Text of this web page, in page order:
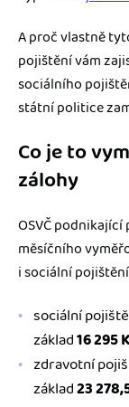
A proč vlastně
pojištění vám
sociálního
státní politice
Co je to
zálohy
OSVČ
měsíčního
i sociální
sociální
základ16 295
zdravotní
základ23